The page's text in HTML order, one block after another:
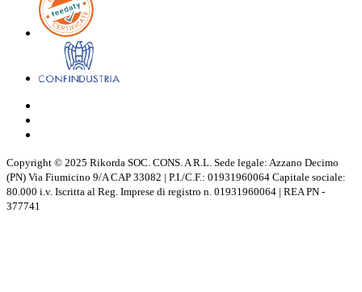
Copyright © 2025 Rikorda SOC. CONS. A R.L. Sede legale: Azzano Decimo
(PN) Via Fiumicino 9/A CAP 33082 | P.I./C.F.: 01931960064 Capitale sociale:
80.000 i.v. Iscritta al Reg. Imprese di registro n. 01931960064 | REA PN -
377741